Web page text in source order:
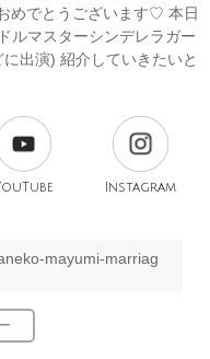
めでとうございます♡ 本日
ルマスターシンデレラガー
出演) 紹介していきたいと
Instagram
mayumi-marriag